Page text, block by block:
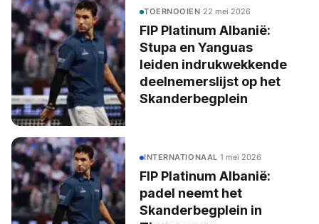
TOERNOOIEN·22 mei 2026
FIP Platinum Albanië:
Stupa en Yanguas
leiden indrukwekkende
deelnemerslijst op het
Skanderbegplein
INTERNATIONAAL·1 mei 2026
FIP Platinum Albanië:
padel neemt het
Skanderbegplein in